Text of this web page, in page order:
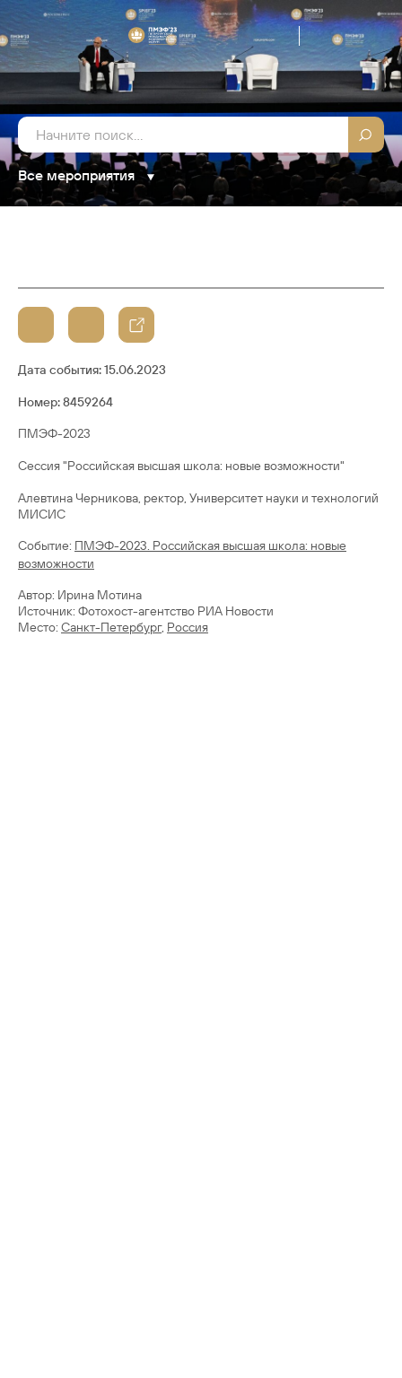
Все мероприятия
Дата события:15.06.2023
Номер: 8459264
ПМЭФ-2023
Сессия "Российская высшая школа: новые возможности"
Алевтина Черникова, ректор, Университет науки и технологий
МИСИС
Cобытие: ПМЭФ-2023. Российская высшая школа: новые
возможности
Автор: Ирина Мотина
Источник: Фотохост-агентство РИА Новости
Место: Санкт-Петербург, Россия